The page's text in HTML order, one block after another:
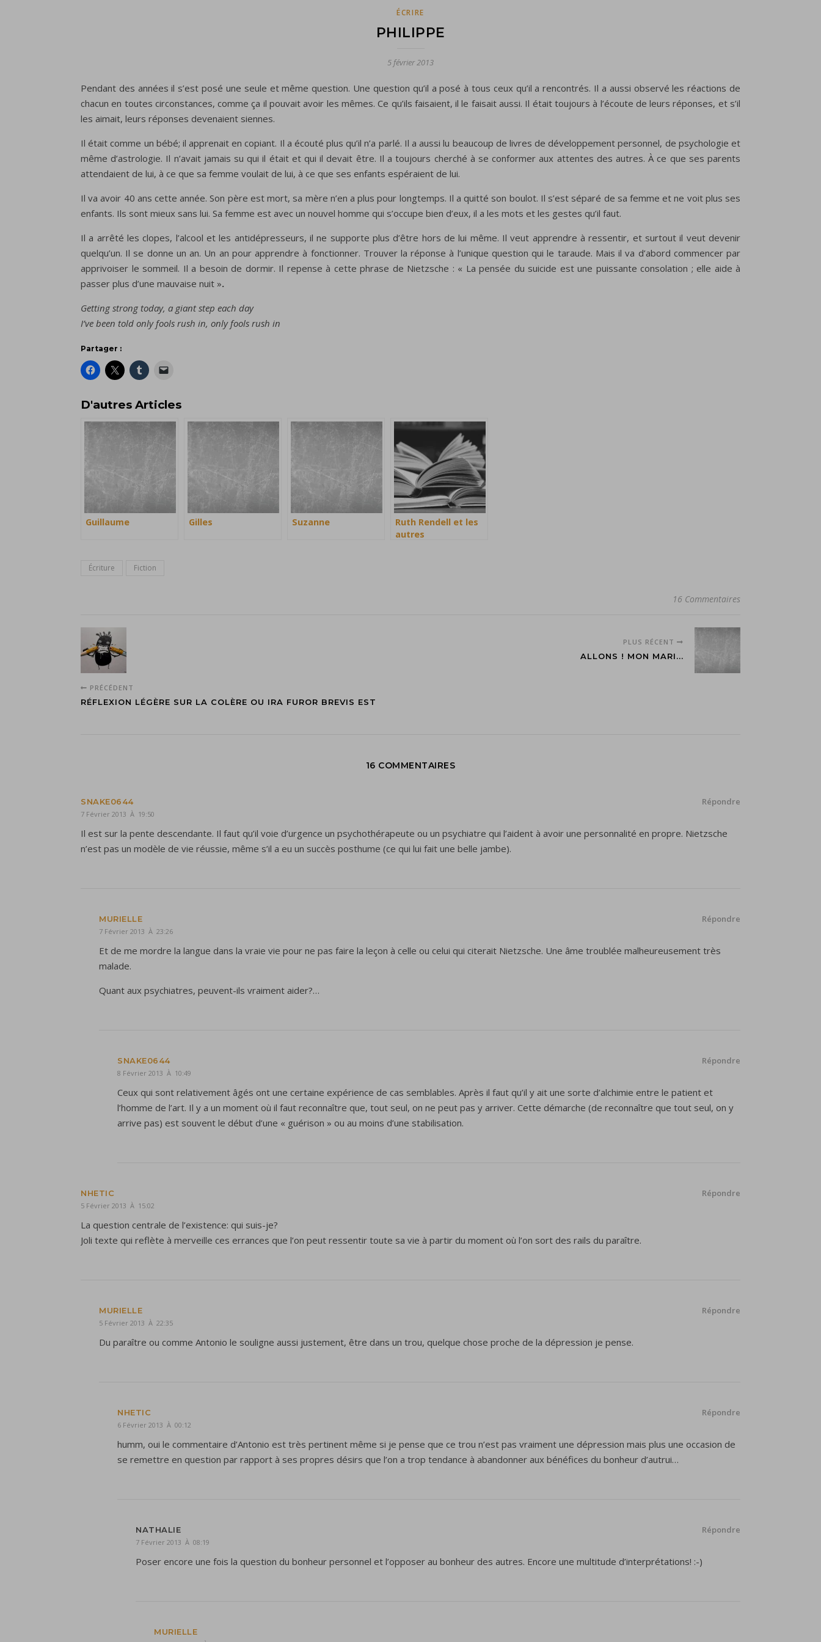
ÉCRIRE
PHILIPPE
5 février 2013
Pendant des années il s’est posé une seule et même question. Une question qu’il a posé à tous ceux qu’il a rencontrés. Il a aussi observé les réactions de
chacun en toutes circonstances, comme ça il pouvait avoir les mêmes. Ce qu’ils faisaient, il le faisait aussi. Il était toujours à l’écoute de leurs réponses, et s’il
les aimait, leurs réponses devenaient siennes.
Il était comme un bébé; il apprenait en copiant. Il a écouté plus qu’il n’a parlé. Il a aussi lu beaucoup de livres de développement personnel, de psychologie et
même d’astrologie. Il n’avait jamais su qui il était et qui il devait être. Il a toujours cherché à se conformer aux attentes des autres. À ce que ses parents
attendaient de lui, à ce que sa femme voulait de lui, à ce que ses enfants espéraient de lui.
Il va avoir 40 ans cette année. Son père est mort, sa mère n’en a plus pour longtemps. Il a quitté son boulot. Il s’est séparé de sa femme et ne voit plus ses
enfants. Ils sont mieux sans lui. Sa femme est avec un nouvel homme qui s’occupe bien d’eux, il a les mots et les gestes qu’il faut.
Il a arrêté les clopes, l’alcool et les antidépresseurs, il ne supporte plus d’être hors de lui même. Il veut apprendre à ressentir, et surtout il veut devenir
quelqu’un. Il se donne un an. Un an pour apprendre à fonctionner. Trouver la réponse à l’unique question qui le taraude. Mais il va d’abord commencer par
apprivoiser le sommeil. Il a besoin de dormir. Il repense à cette phrase de Nietzsche : « La pensée du suicide est une puissante consolation ; elle aide à
passer plus d’une mauvaise nuit ».
Getting strong today, a giant step each day
I’ve been told only fools rush in, only fools rush in
Partager :
D'autres Articles
Guillaume Gilles Suzanne
Ruth Rendell et les
autres
Écriture Fiction
16 Commentaires
PRÉCÉDENT
RÉFLEXION LÉGÈRE SUR LA COLÈRE OU IRA FUROR BREVIS EST
PLUS RÉCENT
ALLONS ! MON MARI...
16 COMMENTAIRES
SNAKE0644
7 Février 2013 À 19:50
Répondre
Il est sur la pente descendante. Il faut qu’il voie d’urgence un psychothérapeute ou un psychiatre qui l’aident à avoir une personnalité en propre. Nietzsche
n’est pas un modèle de vie réussie, même s’il a eu un succès posthume (ce qui lui fait une belle jambe).
MURIELLE
7 Février 2013 À 23:26
Répondre
Et de me mordre la langue dans la vraie vie pour ne pas faire la leçon à celle ou celui qui citerait Nietzsche. Une âme troublée malheureusement très
malade.
Quant aux psychiatres, peuvent-ils vraiment aider?…
SNAKE0644
8 Février 2013 À 10:49
Répondre
Ceux qui sont relativement âgés ont une certaine expérience de cas semblables. Après il faut qu’il y ait une sorte d’alchimie entre le patient et
l’homme de l’art. Il y a un moment où il faut reconnaître que, tout seul, on ne peut pas y arriver. Cette démarche (de reconnaître que tout seul, on y
arrive pas) est souvent le début d’une « guérison » ou au moins d’une stabilisation.
NHETIC
5 Février 2013 À 15:02
Répondre
La question centrale de l’existence: qui suis-je?
Joli texte qui reflète à merveille ces errances que l’on peut ressentir toute sa vie à partir du moment où l’on sort des rails du paraître.
MURIELLE
5 Février 2013 À 22:35
Répondre
Du paraître ou comme Antonio le souligne aussi justement, être dans un trou, quelque chose proche de la dépression je pense.
NHETIC
6 Février 2013 À 00:12
Répondre
humm, oui le commentaire d’Antonio est très pertinent même si je pense que ce trou n’est pas vraiment une dépression mais plus une occasion de
se remettre en question par rapport à ses propres désirs que l’on a trop tendance à abandonner aux bénéfices du bonheur d’autrui…
NATHALIE
7 Février 2013 À 08:19
Répondre
Poser encore une fois la question du bonheur personnel et l’opposer au bonheur des autres. Encore une multitude d’interprétations! :-)
MURIELLE